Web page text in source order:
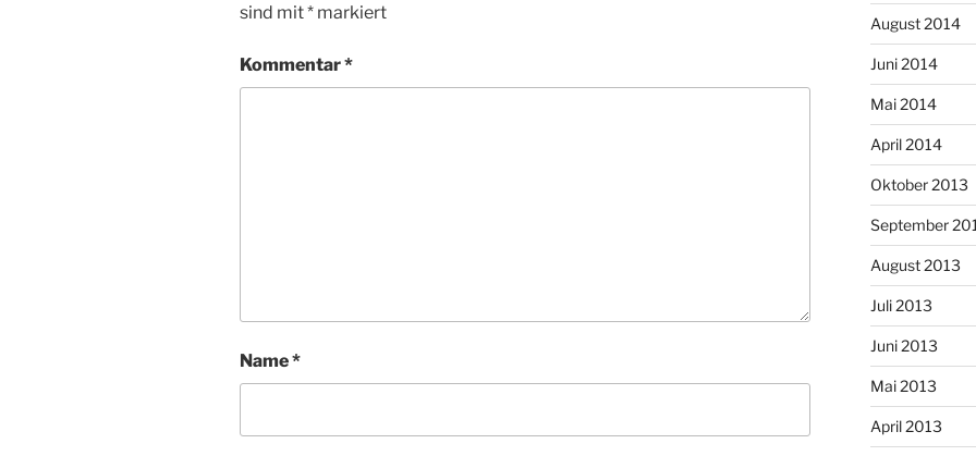
sind mit* markiert
Kommentar*
Name*
August 2014
Juni 2014
Mai 2014
April 2014
Oktober 2013
September
August 2013
Juli 2013
Juni 2013
Mai 2013
April 2013